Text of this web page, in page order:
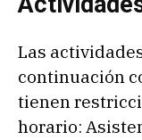
Las
continuación
tienen
horario: